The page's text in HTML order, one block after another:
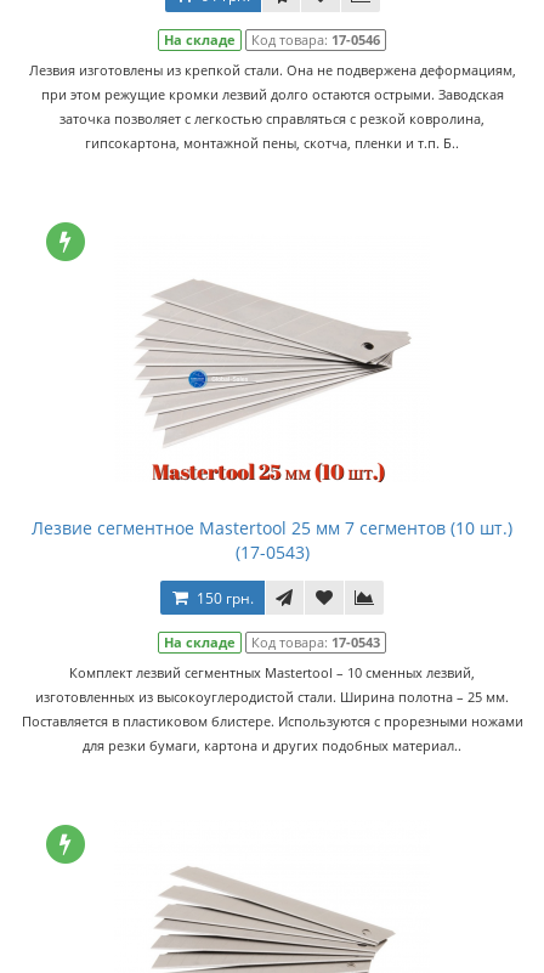
На складе Код товара: 17-0546
Лезвия изготовлены из крепкой стали. Она не подвержена деформациям,
при этом режущие кромки лезвий долго остаются острыми. Заводская
заточка позволяет с легкостью справляться с резкой ковролина,
гипсокартона, монтажной пены, скотча, пленки и т.п. Б..
Лезвие сегментное Mastertool 25 мм 7 сегментов (10 шт.)
(17-0543)
150 грн.
На складе Код товара: 17-0543
Комплект лезвий сегментных Mastertool – 10 сменных лезвий,
изготовленных из высокоуглеродистой стали. Ширина полотна – 25 мм.
Поставляется в пластиковом блистере. Используются с прорезными ножами
для резки бумаги, картона и других подобных материал..